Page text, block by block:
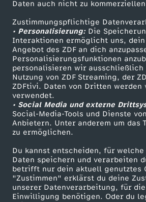
Daten auch nicht zu
Zustimmungspflichtige
• Personalisierung:Die
Interaktionen ermöglicht uns,
Angebot des ZDF an dich
Personalisierungsfunktionen
personalisieren wir ausschließlich
Nutzung von ZDF Streaming, der
ZDFtivi. Daten von Dritten werden
verwendet.
• Social Media und externe
Social-Media-Tools und Dienste
Anbietern. Unter anderem um das
zu ermöglichen.
Du kannst entscheiden, für
Daten speichern und verarbeiten
betrifft nur dein aktuell genutztes
"Zustimmen" erklärst du deine
unserer Datenverarbeitung, für
Einwilligung benötigen. Oder du
n
e
r
,
T
s
c
h
ZDFtext
Livestreams
Sendungen A-Z
TV-Programm
Tickets
Hilfe
ZDF Unternehmen
Karriere
ZDF goes Schule
Werbefernsehen
Mainzelmännchen